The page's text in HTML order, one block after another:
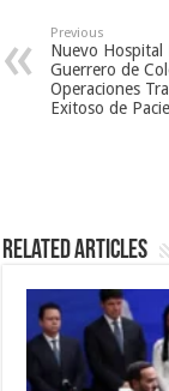
Previous
Nuevo Hospital
Guerrero de
Operaciones
Exitoso de
Related Articles